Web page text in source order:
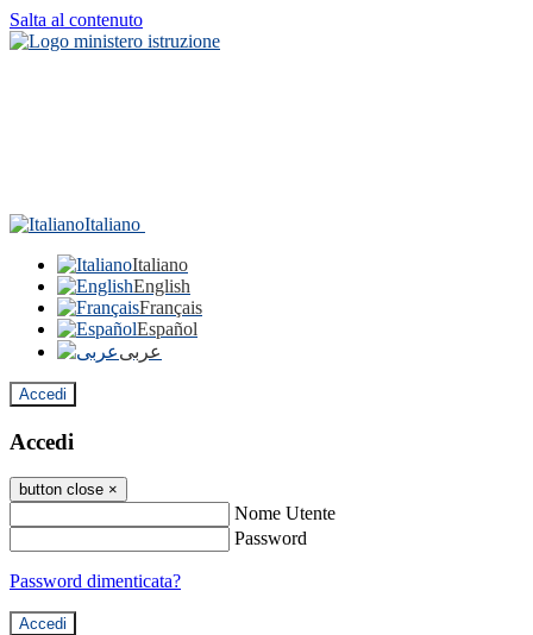
Salta al contenuto
Italiano
Italiano
English
Français
Español
عربى
Accedi
Accedi
button close ×
Nome Utente
Password
Password dimenticata?